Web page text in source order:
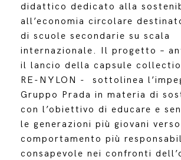
didattico dedicato alla
all’economia circolare
di scuole secondarie su scala
internazionale. Il progetto –
il lancio della capsule
RE-NYLON - sottolinea
Gruppo Prada in materia di
con l’obiettivo di educare e
le generazioni più giovani verso
comportamento più
consapevole nei confronti